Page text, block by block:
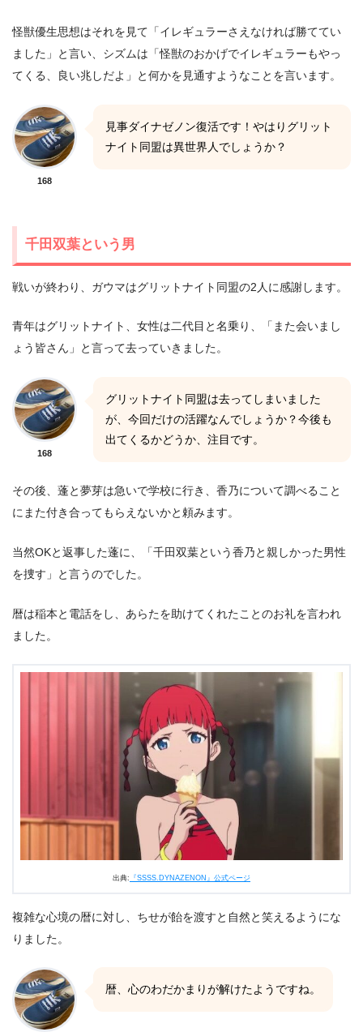
怪獣優生思想はそれを見て「イレギュラーさえなければ勝ててい
ました」と言い、シズムは「怪獣のおかげでイレギュラーもやっ
てくる、良い兆しだよ」と何かを見通すようなことを言います。
168
見事ダイナゼノン復活です！やはりグリット
ナイト同盟は異世界人でしょうか？
千田双葉という男
戦いが終わり、ガウマはグリットナイト同盟の2人に感謝します。
青年はグリットナイト、女性は二代目と名乗り、「また会いまし
ょう皆さん」と言って去っていきました。
168
グリットナイト同盟は去ってしまいました
が、今回だけの活躍なんでしょうか？今後も
出てくるかどうか、注目です。
その後、蓬と夢芽は急いで学校に行き、香乃について調べること
にまた付き合ってもらえないかと頼みます。
当然OKと返事した蓬に、「千田双葉という香乃と親しかった男性
を捜す」と言うのでした。
暦は稲本と電話をし、あらたを助けてくれたことのお礼を言われ
ました。
出典: 『SSSS.DYNAZENON』公式ページ
複雑な心境の暦に対し、ちせが飴を渡すと自然と笑えるようにな
りました。
暦、心のわだかまりが解けたようですね。